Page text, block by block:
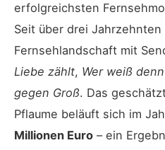
erfolgreichsten
Seit über drei
Fernsehlandschaft mit
Liebe zählt, Wer weiß
gegen Groß. Das
Pflaume beläuft sich im
Millionen Euro – ein